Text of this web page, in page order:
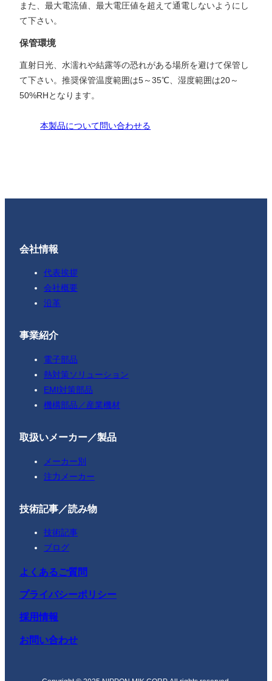
また、最大電流値、最大電圧値を超えて通電しないようにし
て下さい。
保管環境
直射日光、水濡れや結露等の恐れがある場所を避けて保管し
て下さい。推奨保管温度範囲は5～35℃、湿度範囲は20～
50%RHとなります。
本製品について問い合わせる
会社情報
代表挨拶
会社概要
沿革
事業紹介
電子部品
熱対策ソリューション
EMI対策部品
機構部品／産業機材
取扱いメーカー／製品
メーカー別
注力メーカー
技術記事／読み物
技術記事
ブログ
よくあるご質問
プライバシーポリシー
採用情報
お問い合わせ